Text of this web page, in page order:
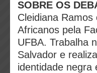
SOBRE OS
Cleidiana
Africanos pela
UFBA. Trabalha
Salvador e
identidade negra